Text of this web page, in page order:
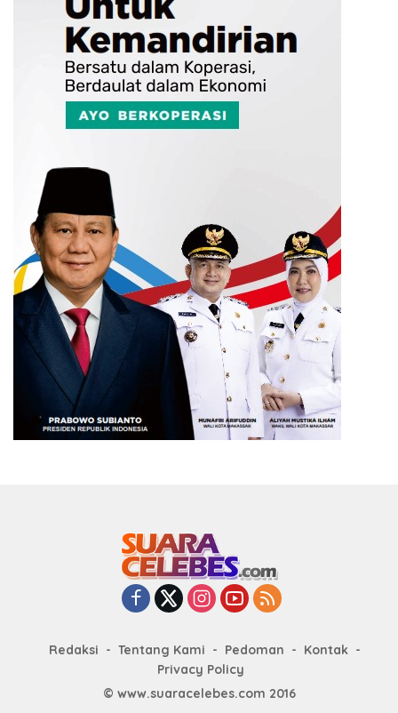
Redaksi Tentang Kami Pedoman
Kontak
Privacy Policy
© www.suaracelebes.com 2016